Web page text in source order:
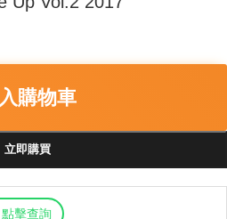
購物車
立即購買
點擊查詢